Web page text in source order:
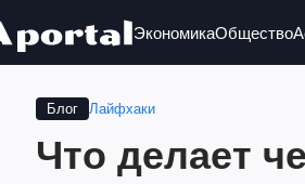
ЭкономикаОбщество
Блог Лайфхаки
Что делает